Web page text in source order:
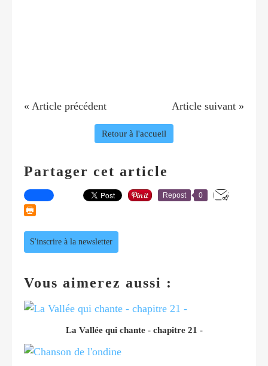
« Article précédent Article suivant »
Retour à l'accueil
Partager cet article
Repost 0
S'inscrire à la newsletter
Vous aimerez aussi :
La Vallée qui chante - chapitre 21 -